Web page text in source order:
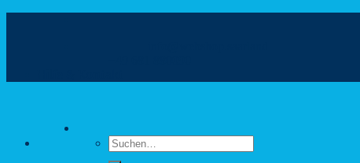
Suchen
nach: